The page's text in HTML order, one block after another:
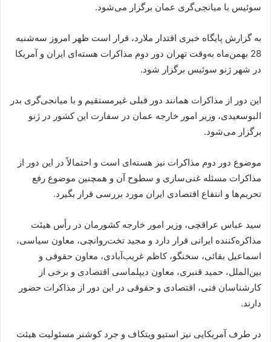
سوئیس با میانجی‌گری عمان برگزار می‌شود.
به گزارش پایگاه خبری اقتدار ملارد، قرار است ظهر امروز سه‌شنبه
28 بهمن‌ماه به‌وقت تهران دور دوم مذاکرات هسته‌ای ایران و آمریکا
در شهر ژنو سوئیس برگزار شود.
این دور از مذاکرات همانند دور قبلی غیرمستقیم و با میانجی‌گری بدر
البوسعیدی، وزیر امور خارجه عمان در سفارت این کشور در ژنو
برگزار می‌شود.
موضوع دور دوم مذاکرات نیز هسته‌ای است و احتمالاً در این دور از
مذاکرات مسئله غنی‌سازی و سطوح آن و همچنین موضوع رفع
تحریم‌ها و انتفاع اقتصادی ایران مورد بررسی قرار بگیرد.
سید عباس عراقچی، وزیر امور خارجه کشورمان در رأس هیئت
مذاکره‌کننده ایرانی قرار دارد و مجید تخت‌روانچی، معاون سیاسی،
اسماعیل بقائی، سخنگو، کاظم غریب‌آبادی، معاون حقوقی و
بین‌الملل، حمید قنبری، معاون دیپلماسی اقتصادی و برخی از
کارشناسان فنی، اقتصادی و حقوقی در این دور از مذاکرات حضور
دارند.
در طرف آمریکایی نیز استیو ویتکاف و جرد کوشنر مسئولیت هیئت